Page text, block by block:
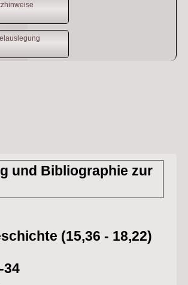
und Bibliographie zur
(15,36 - 18,22)
34